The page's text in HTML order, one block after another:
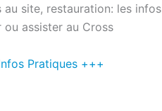
au site, restauration: les infos
assister au Cross
Pratiques +++